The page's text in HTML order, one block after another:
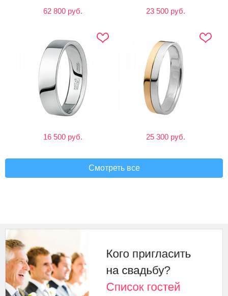
62 800 руб. 23 500 руб.
16 500 руб. 25 300 руб.
Смотреть все